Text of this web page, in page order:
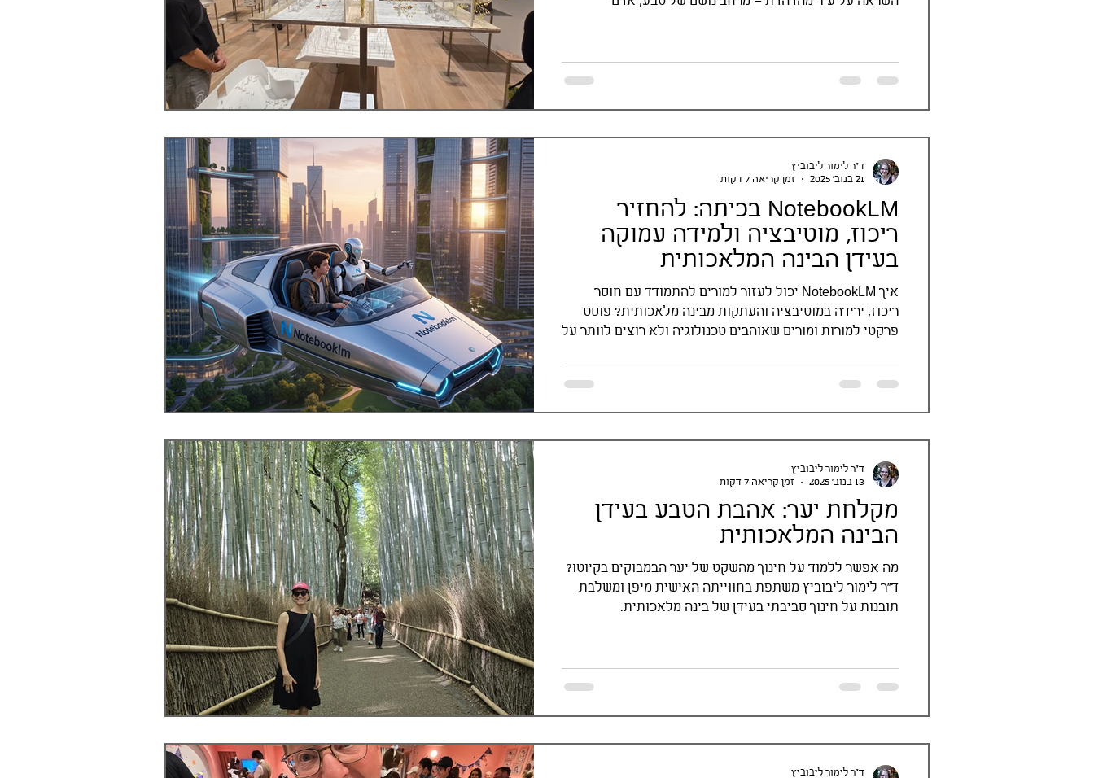
NotebookLM בכיתה: להחזיר
ריכוז, מוטיבציה ולמידה עמוקה
בעידן הבינה המלאכותית
איך NotebookLM יכול לעזור למורים להתמודד עם חוסר
ריכוז, ירידה במוטיבציה והעתקות מבינה מלאכותית? פוסט
פרקטי למורות ומורים שאוהבים טכנולוגיה ולא רוצים לוותר על
ד"ר לימור ליבוביץ
21 בנוב׳ 2025
זמן קריאה 7 דקות
מקלחת יער: אהבת הטבע בעידן
הבינה המלאכותית
מה אפשר ללמוד על חינוך מהשקט של יער הבמבוקים בקיוטו?
ד״ר לימור ליבוביץ משתפת בחווייתה האישית מיפן ומשלבת
תובנות על חינוך סביבתי בעידן של בינה מלאכותית.
ד"ר לימור ליבוביץ
13 בנוב׳ 2025
זמן קריאה 7 דקות
ד"ר לימור ליבוביץ